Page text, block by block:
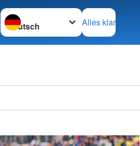
Sprache wechseln zu
Alles klar